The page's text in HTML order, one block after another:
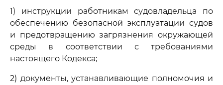
1) инструкции работникам судовладельца по
обеспечению безопасной эксплуатации судов
и предотвращению загрязнения окружающей
среды в соответствии с требованиями
настоящего Кодекса;
2) документы, устанавливающие полномочия и